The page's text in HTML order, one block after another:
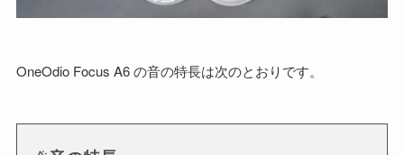
OneOdio Focus A6 の音の特長は次のとおりです。